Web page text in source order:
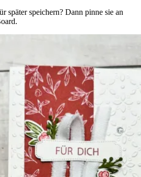
später speichern? Dann pinne sie an